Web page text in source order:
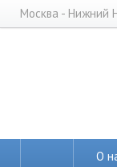
Москва - Нижний
О